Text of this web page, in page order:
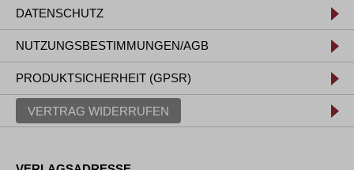
DATENSCHUTZ
NUTZUNGSBESTIMMUNGEN/AGB
PRODUKTSICHERHEIT (GPSR)
VERTRAG WIDERRUFEN